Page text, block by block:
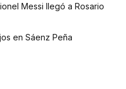
Messi llegó a Rosario
en Sáenz Peña